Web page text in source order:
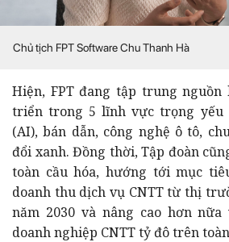
Chủ tịch FPT Software Chu Thanh Hà
Hiện, FPT đang tập trung
triển trong 5 lĩnh vực trọng
(AI), bán dẫn, công nghệ ô tô,
đổi xanh. Đồng thời, Tập đoàn
toàn cầu hóa, hướng tới mục
doanh thu dịch vụ CNTT từ thị
năm 2030 và nâng cao hơn
doanh nghiệp CNTT tỷ đô trên